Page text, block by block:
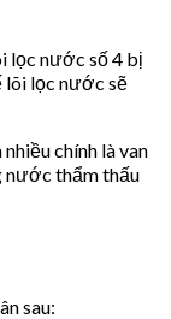
lọc nước số 4 bị
lõi lọc nước sẽ
chính là van
nước thẩm thấu
sau: